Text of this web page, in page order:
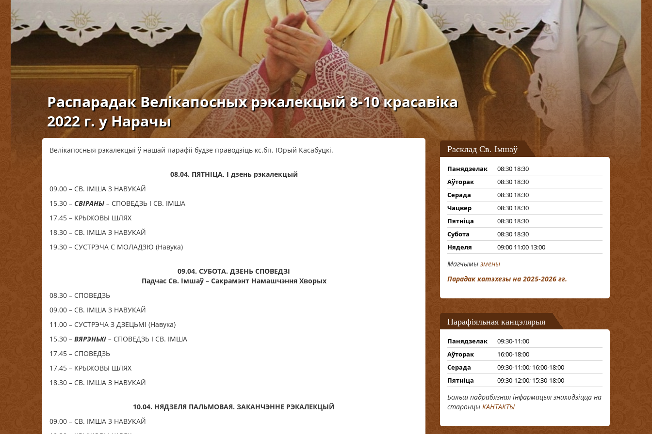
Распарадак Велікапосных рэкалекцый 8-10 красавіка
2022 г. у Нарачы
Велікапосныя рэкалекцыі ў нашай парафіі будзе праводзіць кс.бп. Юрый Касабуцкі.
08.04. ПЯТНІЦА, І дзень рэкалекцый
09.00 – СВ. ІМША 3 НАВУКАЙ
15.30 – СВІРАНЫ – СПОВЕДЗЬ I СВ. ІМША
17.45 – КРЫЖОВЫ ШЛЯХ
18.30 – СВ. ІМША З НАВУКАЙ
19.30 – СУСТРЭЧА С МОЛАДЗЮ (Навука)
09.04. СУБОТА. ДЗЕНЬ СПОВЕДЗІ
Падчас Cв. Імшаў – Сакрамэнт Намашчэння Хворых
08.30 – СПОВЕДЗЬ
09.00 – СВ. ІМША 3 НАВУКАЙ
11.00 – СУСТРЭЧА З ДЗЕЦЬМІ (Навука)
15.30 – ВЯРЭНЬКІ – СПОВЕДЗЬ I СВ. ІМША
17.45 – СПОВЕДЗЬ
17.45 – КРЫЖОВЫ ШЛЯХ
18.30 – СВ. ІМША З НАВУКАЙ
10.04. НЯДЗЕЛЯ ПАЛЬМОВАЯ. ЗАКАНЧЭННЕ РЭКАЛЕКЦЫЙ
09.00 – СВ. ІМША 3 НАВУКАЙ
Расклад Св. Імшаў
Панядзелак
08:30 18:30
Аўторак
08:30 18:30
Серада
08:30 18:30
Чацвер
08:30 18:30
Пятніца
08:30 18:30
Субота
08:30 18:30
Няделя
09:00 11:00 13:00
Магчымы змены
Парадак катэхезы на 2025-2026 гг.
Парафіяльная канцэлярыя
Панядзелак
09:30-11:00
Аўторак
16:00-18:00
Серада
09:30-11:00; 16:00-18:00
Пятніца
09:30-12:00; 15:30-18:00
Больш падрабязная інфармацыя знаходзіцца на
старонцы КАНТАКТЫ